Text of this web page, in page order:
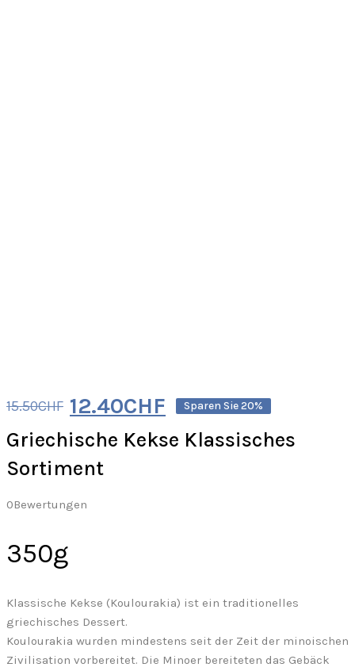
15.50CHF 12.40CHF Sparen Sie 20%
Griechische Kekse Klassisches
Sortiment
0Bewertungen
350g
Klassische Kekse (Koulourakia) ist ein traditionelles
griechisches Dessert.
Koulourakia wurden mindestens seit der Zeit der minoischen
Zivilisation vorbereitet. Die Minoer bereiteten das Gebäck